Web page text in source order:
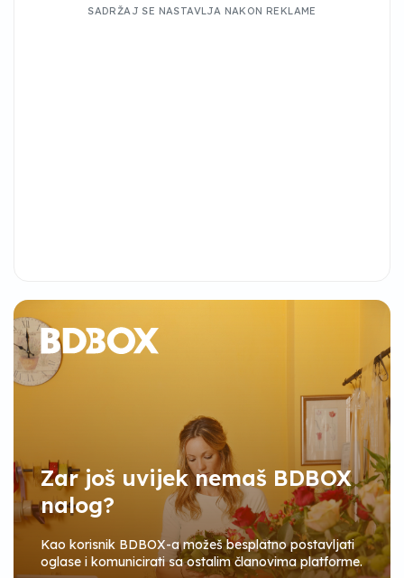
SADRŽAJ SE NASTAVLJA NAKON REKLAME
Zar još uvijek nemaš BDBOX
nalog?
Kao korisnik BDBOX-a možeš besplatno postavljati
oglase i komunicirati sa ostalim članovima platforme.